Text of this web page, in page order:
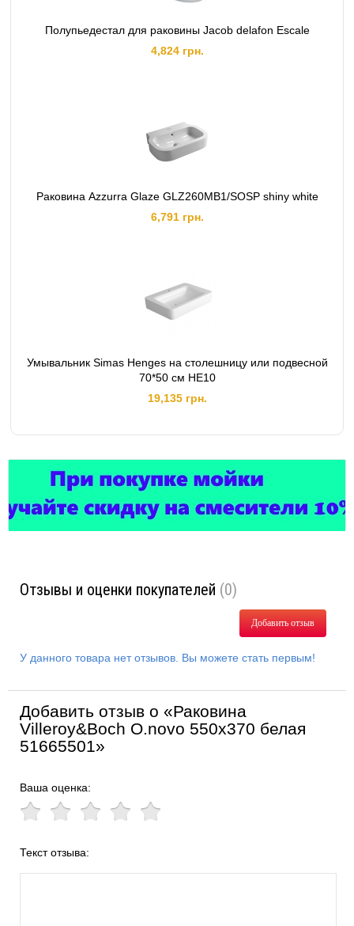
Полупьедестал для раковины Jacob delafon Escale
4,824 грн.
Раковина Azzurra Glaze GLZ260MB1/SOSP shiny white
6,791 грн.
Умывальник Simas Henges на столешницу или подвесной
70*50 см HE10
19,135 грн.
Отзывы и оценки покупателей (0)
Добавить отзыв
У данного товара нет отзывов. Вы можете стать первым!
Добавить отзыв о «Раковина
Villeroy&Boch O.novo 550x370 белая
51665501»
Ваша оценка:
Текст отзыва: